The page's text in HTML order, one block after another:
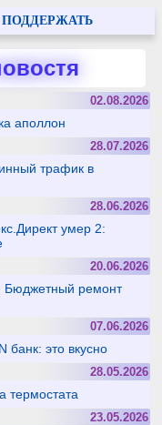
ПОДДЕРЖАТЬ
02.08.2026
аполлон
28.07.2026
трафик в
28.06.2026
умер 2:
20.06.2026
Бюджетный ремонт
07.06.2026
банк: это вкусно
28.05.2026
термостата
23.05.2026